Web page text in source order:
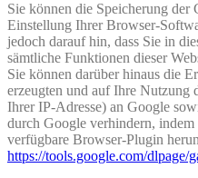
Sie können die Speicherung der
Einstellung Ihrer Browser-
jedoch darauf hin, dass Sie in
sämtliche Funktionen dieser
Sie können darüber hinaus die
erzeugten und auf Ihre Nutzung
Ihrer IP-Adresse) an Google
durch Google verhindern,
verfügbare Browser-Plugin
https://tools.google.com/dlpage/